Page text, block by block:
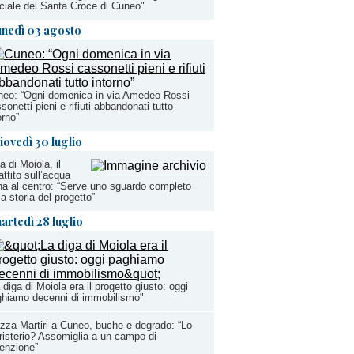
del Santa Croce di Cuneo"
03 agosto
“Ogni domenica in via Amedeo Rossi
pieni e rifiuti abbandonati tutto
30 luglio
di Moiola, il
sull’acqua
al centro: “Serve uno sguardo completo
storia del progetto”
28 luglio
diga di Moiola era il progetto giusto: oggi
decenni di immobilismo"
Martiri a Cuneo, buche e degrado: “Lo
Assomiglia a un campo di